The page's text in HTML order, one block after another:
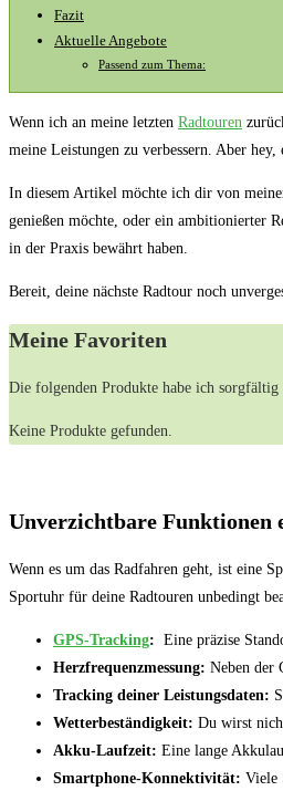
Fazit
Aktuelle Angebote
Passend zum Thema:
Wenn ich an meine letzten Radtouren
meine Leistungen‌ zu ‍verbessern. Aber
In diesem Artikel möchte ich dir von⁤
genießen möchte, oder ein ambitionierter
in der Praxis bewährt haben.‍
Bereit, deine nächste Radtour noch
Meine Favoriten
Die folgenden Produkte habe ich
Keine Produkte gefunden.
Unverzichtbare‍ Funktionen
Wenn es um das Radfahren geht, ist eine
Sportuhr⁣ für ‍deine Radtouren unbedingt
GPS-Tracking:
Eine präzise
Herzfrequenzmessung: Neben der
Tracking deiner Leistungsdaten:
Wetterbeständigkeit: Du wirst
Akku-Laufzeit: Eine lange
Smartphone-Konnektivität: Viele​